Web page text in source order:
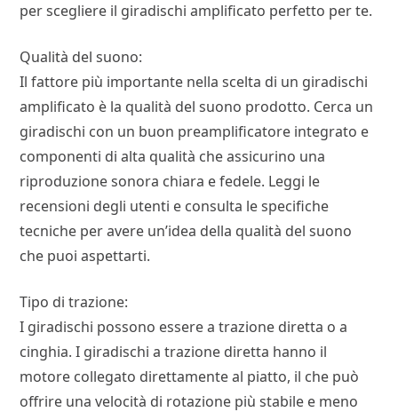
per scegliere il giradischi amplificato perfetto per te.
Qualità del suono:
Il fattore più importante nella scelta di un giradischi
amplificato è la qualità del suono prodotto. Cerca un
giradischi con un buon preamplificatore integrato e
componenti di alta qualità che assicurino una
riproduzione sonora chiara e fedele. Leggi le
recensioni degli utenti e consulta le specifiche
tecniche per avere un’idea della qualità del suono
che puoi aspettarti.
Tipo di trazione:
I giradischi possono essere a trazione diretta o a
cinghia. I giradischi a trazione diretta hanno il
motore collegato direttamente al piatto, il che può
offrire una velocità di rotazione più stabile e meno